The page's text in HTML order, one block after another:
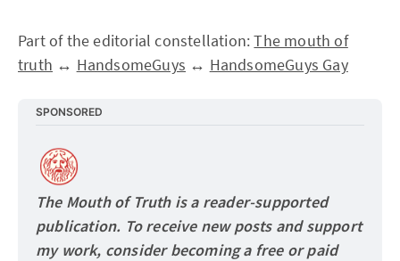
Part of the editorial constellation:The mouth of
truth ↔ HandsomeGuys ↔ HandsomeGuys Gay
SPONSORED
The Mouth of Truth is a reader-supported
publication. To receive new posts and support
my work, consider becoming a free or paid